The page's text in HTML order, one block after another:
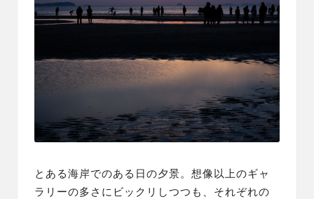
とある海岸でのある日の夕景。 想像以上のギャ
ラリーの多さにビックリしつつも、それぞれの